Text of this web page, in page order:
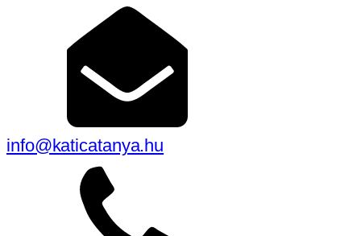
info@katicatanya.hu